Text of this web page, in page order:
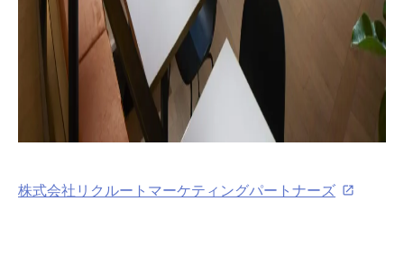
株式会社リクルートマーケティングパートナーズ